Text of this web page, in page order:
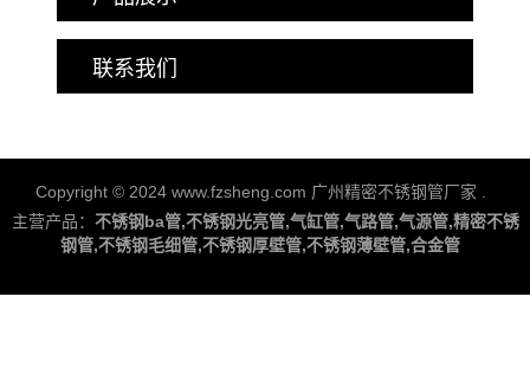
联系我们
Copyright © 2024 www.fzsheng.com 广州精密不锈钢管厂家 .
主营产品： 不锈钢ba管,不锈钢光亮管,气缸管,气路管,气源管,精密不锈
钢管,不锈钢毛细管,不锈钢厚壁管,不锈钢薄壁管,合金管